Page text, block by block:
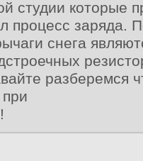
студии которые
процесс заряда.
снега
разберемся